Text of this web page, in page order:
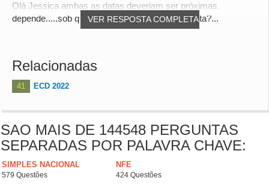
VER RESPOSTA COMPLETA
Olá Jessica ambas as datas deveriam ser próximas.
depende.....sob qual perspectiva é a sua pergunta?...
Relacionadas
41 ECD 2022
SAO MAIS DE 144548 PERGUNTAS
SEPARADAS POR PALAVRA CHAVE:
SIMPLES NACIONAL
579 Questões
NFE
424 Questões